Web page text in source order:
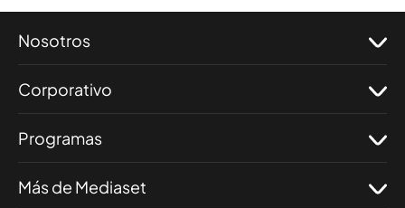
Nosotros
Corporativo
Programas
Más de Mediaset